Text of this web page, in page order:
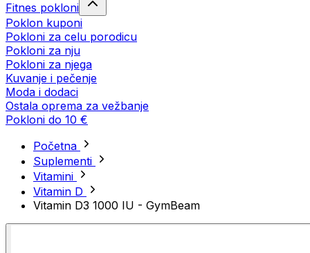
Fitnes pokloni
Poklon kuponi
Pokloni za celu porodicu
Pokloni za nju
Pokloni za njega
Kuvanje i pečenje
Moda i dodaci
Ostala oprema za vežbanje
Pokloni do 10 €
Početna
Suplementi
Vitamini
Vitamin D
Vitamin D3 1000 IU - GymBeam